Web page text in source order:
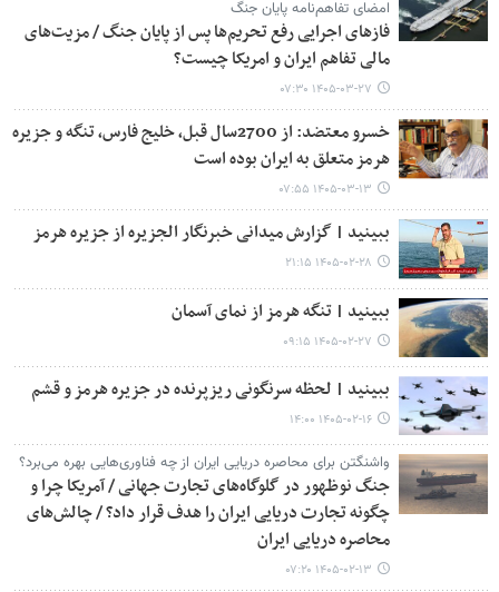
امضای تفاهم‌نامه پایان جنگ
فازهای اجرایی رفع تحریم‌ها پس از پایان جنگ / مزیت‌های
مالی تفاهم ایران و امریکا چیست؟
۱۴۰۵-۰۳-۲۷ ۰۷:۳۰
خسرو معتضد: از 2700سال قبل، خلیج فارس، تنگه و جزیره
هرمز متعلق به ایران بوده است
۱۴۰۵-۰۳-۱۳ ۰۷:۵۵
ببینید | گزارش میدانی خبرنگار الجزیره از جزیره هرمز
۱۴۰۵-۰۲-۲۸ ۲۱:۱۵
ببینید | تنگه هرمز از نمای آسمان
۱۴۰۵-۰۲-۲۷ ۰۹:۱۵
ببینید | لحظه سرنگونی ریزپرنده در جزیره هرمز و قشم
۱۴۰۵-۰۲-۱۶ ۱۴:۰۰
واشنگتن برای محاصره دریایی ایران از چه فناوری‌هایی بهره می‌برد؟
جنگ نوظهور در گلوگاه‌های تجارت جهانی / آمریکا چرا و
چگونه تجارت دریایی ایران را هدف قرار داد؟ / چالش‌های
محاصره دریایی ایران
۱۴۰۵-۰۲-۱۳ ۰۷:۲۰